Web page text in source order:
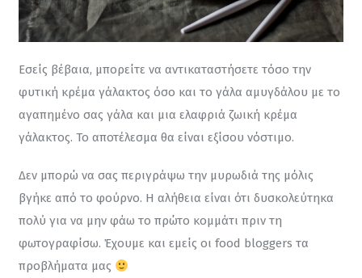
Εσείς βέβαια, μπορείτε να αντικαταστήσετε τόσο την
φυτική κρέμα γάλακτος όσο και το γάλα αμυγδάλου με το
αγαπημένο σας γάλα και μια ελαφριά ζωική κρέμα
γάλακτος. Το αποτέλεσμα θα είναι εξίσου νόστιμο.
Δεν μπορώ να σας περιγράψω την μυρωδιά της μόλις
βγήκε από το φούρνο. Η αλήθεια είναι ότι δυσκολεύτηκα
πολύ για να μην φάω το πρώτο κομμάτι πριν τη
φωτογραφίσω. Έχουμε και εμείς οι food bloggers τα
προβλήματα μας